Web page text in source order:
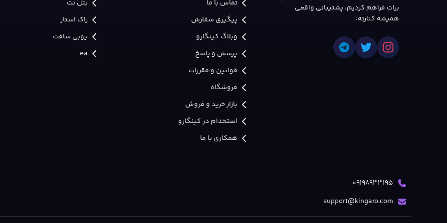
برات فراهم کردیم. پشتیبانی واقعی
همیشه کنارته.
تماس با ما
پیگیری سفارش
وبلاگ کینگارو
پرسش و پاسخ
قوانین و مقررات
فروشگاه
بازار خرید و فروش
استخدام در کینگارو
همکاری با ما
بتل نت
راک استار
یوبی سافت
ea
09198933195
support@kingaro.com